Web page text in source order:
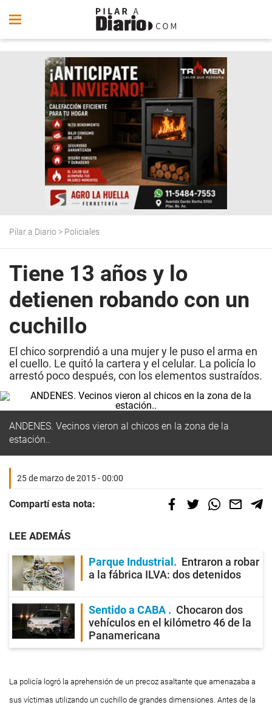
Pilar a Diario > Policiales
Tiene 13 años y lo
detienen robando con un
cuchillo
El chico sorprendió a una mujer y le puso el arma en
el cuello. Le quitó la cartera y el celular. La policía lo
arrestó poco después, con los elementos sustraídos.
ANDENES. Vecinos vieron al chicos en la zona de la
estación..
25 de marzo de 2015 - 00:00
Compartí esta nota:
LEE ADEMÁS
Parque Industrial
Entraron a robar
a la fábrica ILVA: dos detenidos
Sentido a CABA
Chocaron dos
vehículos en el kilómetro 46 de la
Panamericana
La policía logró la aprehensión de un precoz asaltante que amenazaba a
sus víctimas utilizando un cuchillo de grandes dimensiones. Antes de la